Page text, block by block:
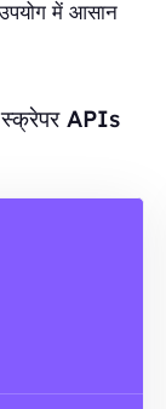
में आसान
स्क्रेपर APIs